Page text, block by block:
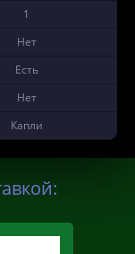
1
Нет
Есть
Нет
Капли